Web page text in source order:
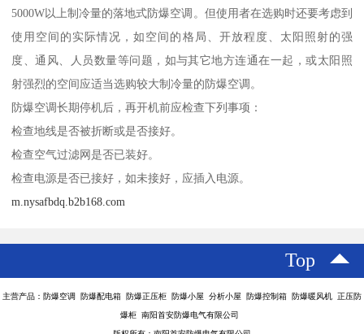
5000W以上制冷量的落地式防爆空调。但使用者在选购时还要考虑到
使用空间的实际情况，如空间的格局、开放程度、太阳照射的强
度、通风、人员数量等问题，如与其它地方连通在一起，或太阳照
射强烈的空间应适当选购较大制冷量的防爆空调。
防爆空调长期停机后，再开机前应检查下列事项：
检查地线是否被折断或是否接好。
检查空气过滤网是否已装好。
检查电源是否已接好，如未接好，应插入电源。
m.nysafbdq.b2b168.com
Top
主营产品：防爆空调 防爆配电箱 防爆正压柜 防爆小屋 分析小屋 防爆控制箱 防爆暖风机 正压防
爆柜 南阳首安防爆电气有限公司